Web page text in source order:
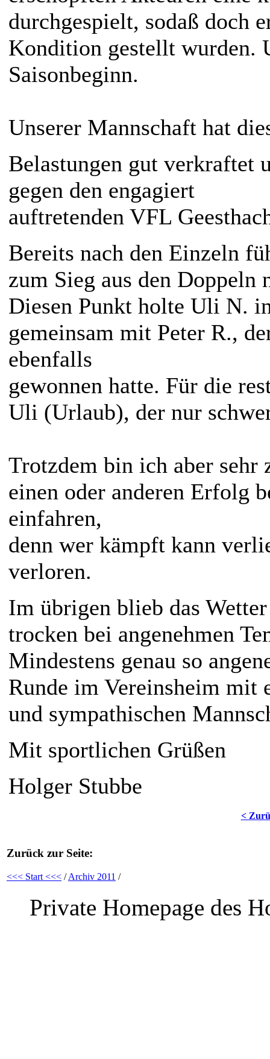
durchgespielt, sodaß doch
Kondition gestellt wurden.
Saisonbeginn.
Unserer Mannschaft hat
Belastungen gut verkraftet
gegen den engagiert
auftretenden VFL
Bereits nach den Einzeln
zum Sieg aus den Doppeln
Diesen Punkt holte Uli N.
gemeinsam mit Peter R.,
ebenfalls
gewonnen hatte. Für die
Uli (Urlaub), der nur
Trotzdem bin ich aber
einen oder anderen Erfolg
einfahren,
denn wer kämpft kann
verloren.
Im übrigen blieb das
trocken bei angenehmen
Mindestens genau so
Runde im Vereinsheim mit
und sympathischen
Mit sportlichen Grüßen
Holger Stubbe
<
Zurück zur Seite:
<<< Start <<< /Archiv 2011 /
Private Homepage des